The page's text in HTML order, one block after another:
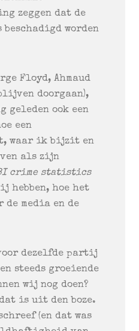
zeggen dat de
beschadigd worden
Floyd, Ahmaud
doorgaan),
ook een
een
waar ik bijzit en
als zijn
crime statistics
hebben, hoe het
media en de
dezelfde partij
steeds groeiende
wij nog doen?
is uit den boze.
(en dat was